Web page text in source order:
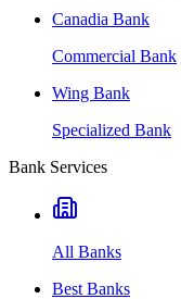
Canadia Bank
Commercial Bank
Wing Bank
Specialized Bank
Bank Services
All Banks
Best Banks